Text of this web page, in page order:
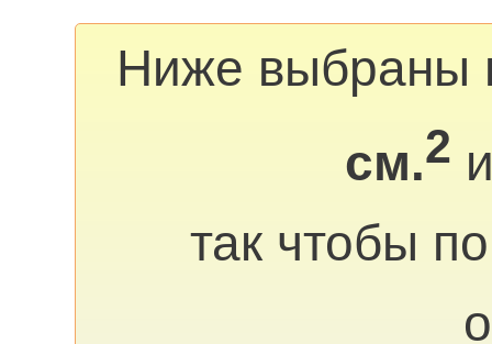
Ниже выбраны
см.2
так чтобы